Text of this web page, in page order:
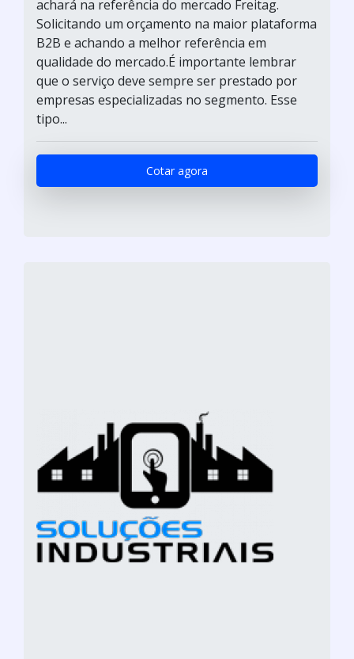
achará na referência do mercado Freitag.
Solicitando um orçamento na maior plataforma
B2B e achando a melhor referência em
qualidade do mercado.É importante lembrar
que o serviço deve sempre ser prestado por
empresas especializadas no segmento. Esse
tipo...
Cotar agora